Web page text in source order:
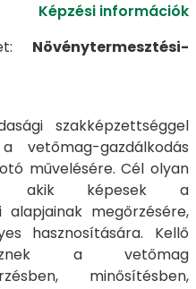
Képzési információk
Növénytermesztési-
szakképzettséggel
vetőmag-gazdálkodás
művelésére. Cél olyan
akik képesek a
alapjainak megőrzésére,
hasznosítására. Kellő
a vetőmag
minősítésben,